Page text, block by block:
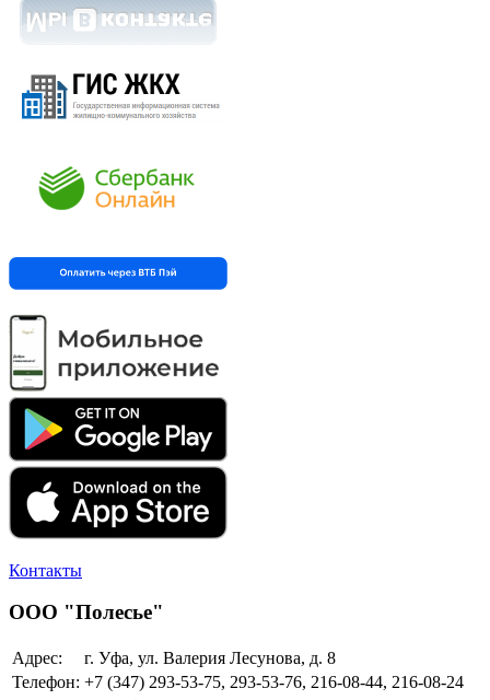
Контакты
ООО "Полесье"
Адрес:
г. Уфа, ул. Валерия Лесунова, д. 8
Телефон: +7 (347) 293-53-75, 293-53-76, 216-08-44, 216-08-24